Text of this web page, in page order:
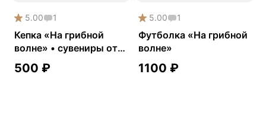
5.00 1
Кепка «На грибной
волне» • сувениры от
Fungiline
500 ₽
5.00 1
Футболка «На грибной
волне»
1100 ₽